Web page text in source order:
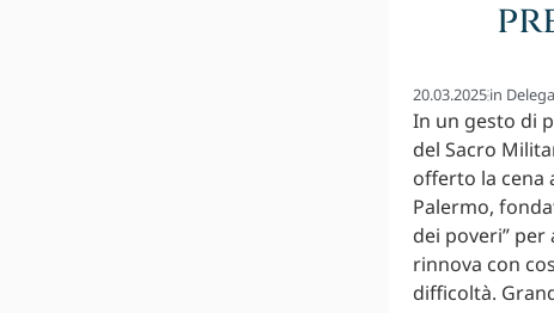
20.03.2025in
In un gesto di
del Sacro
offerto la cena
Palermo,
dei poveri”
rinnova con
difficoltà.